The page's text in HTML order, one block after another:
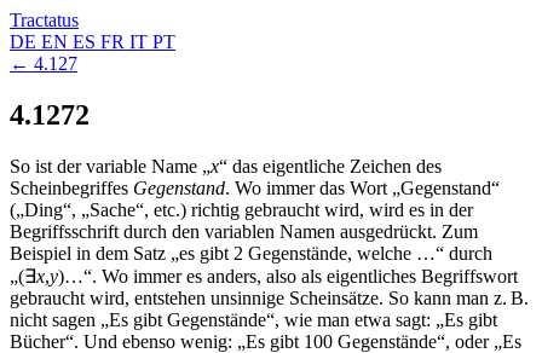
Tractatus
DE EN ES FR IT PT
← 4.127
4.1272
So ist der variable Name „x“ das eigentliche Zeichen des
Scheinbegriffes Gegenstand. Wo immer das Wort „Gegenstand“
(„Ding“, „Sache“, etc.) richtig gebraucht wird, wird es in der
Begriffsschrift durch den variablen Namen ausgedrückt. Zum
Beispiel in dem Satz „es gibt 2 Gegenstände, welche …“ durch
„(∃x,y)…“. Wo immer es anders, also als eigentliches Begriffswort
gebraucht wird, entstehen unsinnige Scheinsätze. So kann man z. B.
nicht sagen „Es gibt Gegenstände“, wie man etwa sagt: „Es gibt
Bücher“. Und ebenso wenig: „Es gibt 100 Gegenstände“, oder „Es